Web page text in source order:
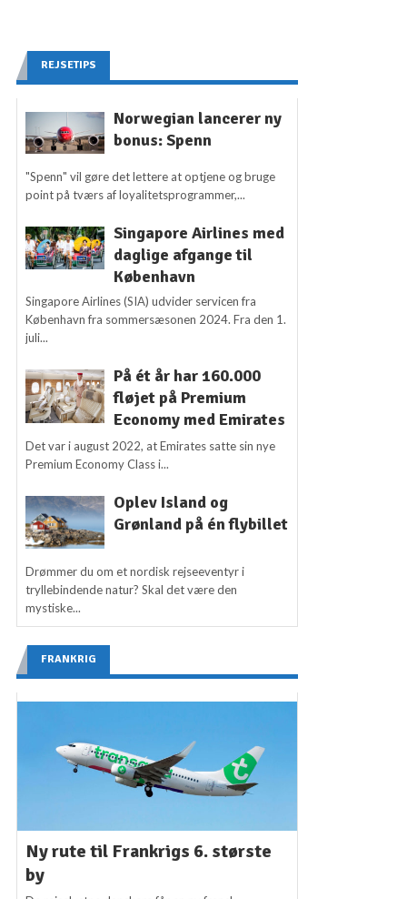
REJSETIPS
Norwegian lancerer ny
bonus: Spenn
"Spenn" vil gøre det lettere at optjene og bruge
point på tværs af loyalitetsprogrammer,...
Singapore Airlines med
daglige afgange til
København
Singapore Airlines (SIA) udvider servicen fra
København fra sommersæsonen 2024. Fra den 1.
juli...
På ét år har 160.000
fløjet på Premium
Economy med Emirates
Det var i august 2022, at Emirates satte sin nye
Premium Economy Class i...
Oplev Island og
Grønland på én flybillet
Drømmer du om et nordisk rejseeventyr i
tryllebindende natur? Skal det være den
mystiske...
FRANKRIG
Ny rute til Frankrigs 6. største
by